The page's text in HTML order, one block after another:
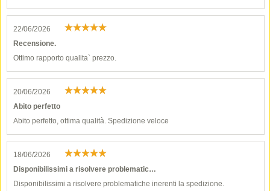
22/06/2026
Recensione.
Ottimo rapporto qualita` prezzo.
20/06/2026
Abito perfetto
Abito perfetto, ottima qualità. Spedizione veloce
18/06/2026
Disponibilissimi a risolvere problematic…
Disponibilissimi a risolvere problematiche inerenti la spedizione.